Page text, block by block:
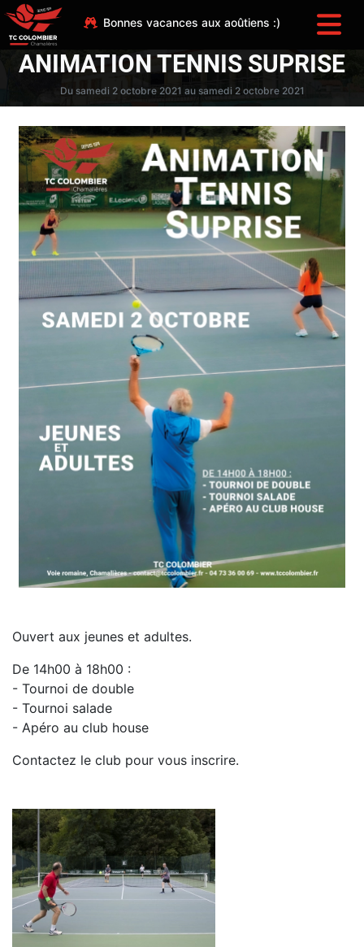
Bonnes vacances aux aoûtiens :)
ANIMATION TENNIS SUPRISE
Du samedi 2 octobre 2021 au samedi 2 octobre 2021
Ouvert aux jeunes et adultes.
De 14h00 à 18h00 :
- Tournoi de double
- Tournoi salade
- Apéro au club house
Contactez le club pour vous inscrire.